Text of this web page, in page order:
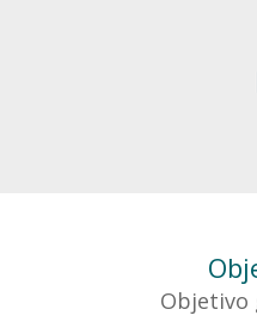
Objetivo